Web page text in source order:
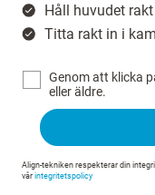
Håll huvudet rakt
Titta rakt in i
Genom att klicka
eller äldre.
Align-tekniken respekterar din
vår integritetspolicy